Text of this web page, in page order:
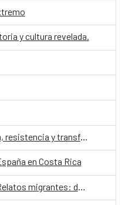
y cultura revelada.
Warisata: Educación indígena, resistencia y transformación social
en Costa Rica
ARMARIOS ABIERTOS 2026. Relatos migrantes: desplazamientos y futuros LGTBIQ+